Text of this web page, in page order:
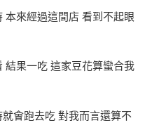
來經過這間店 看到不起眼
結果一吃 這家豆花算蠻合我
會跑去吃 對我而言還算不